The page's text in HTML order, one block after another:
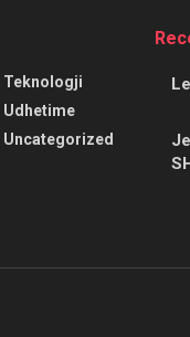
Teknologji
Udhetime
Uncategorized